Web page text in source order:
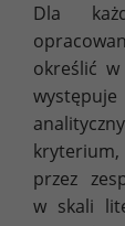
Dla
określić
przez
w skali